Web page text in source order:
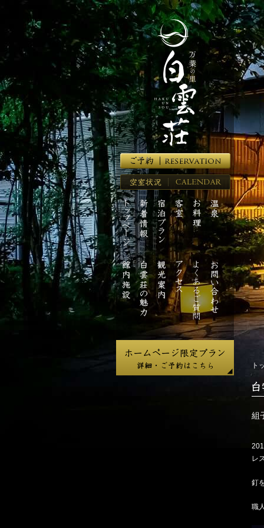
湯
河
温
泉
高
級
旅
館
【万
葉
の
里
白
雲
荘】
空
室
状
況
ト
ッ
プ
ペ
ー
ジ
新
着
情
報
宿
泊
プ
ラ
ン
客
室
お
料
理
温
泉
館
内
施
設
白
雲
荘
の
魅
観
光
案
内
ア
ク
セ
ス
よ
く
あ
る
ご
質
問
お
問
い
合
わ
せ
ト
白
雲
荘
り
組
レ
釘
職